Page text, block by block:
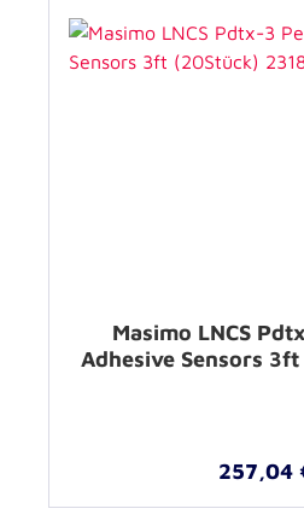
Masimo LNCS
Adhesive Sensors
257,04